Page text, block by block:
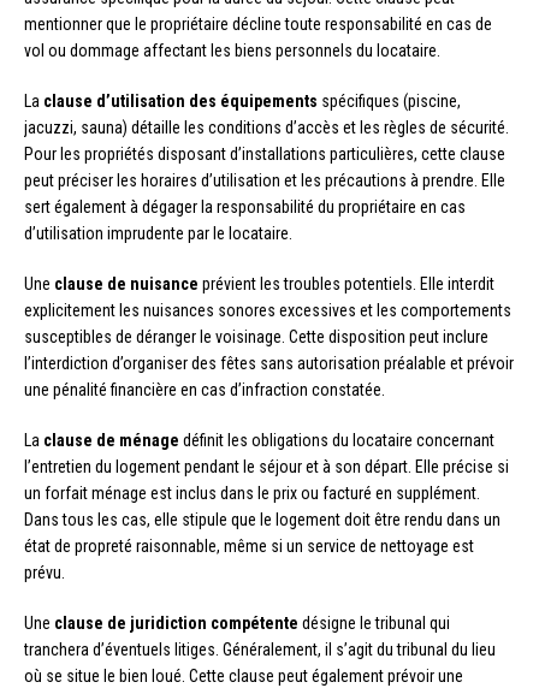
mentionner que le propriétaire décline toute responsabilité en cas de
vol ou dommage affectant les biens personnels du locataire.
La clause d’utilisation des équipements spécifiques (piscine,
jacuzzi, sauna) détaille les conditions d’accès et les règles de sécurité.
Pour les propriétés disposant d’installations particulières, cette clause
peut préciser les horaires d’utilisation et les précautions à prendre. Elle
sert également à dégager la responsabilité du propriétaire en cas
d’utilisation imprudente par le locataire.
Une clause de nuisance prévient les troubles potentiels. Elle interdit
explicitement les nuisances sonores excessives et les comportements
susceptibles de déranger le voisinage. Cette disposition peut inclure
l’interdiction d’organiser des fêtes sans autorisation préalable et prévoir
une pénalité financière en cas d’infraction constatée.
La clause de ménage définit les obligations du locataire concernant
l’entretien du logement pendant le séjour et à son départ. Elle précise si
un forfait ménage est inclus dans le prix ou facturé en supplément.
Dans tous les cas, elle stipule que le logement doit être rendu dans un
état de propreté raisonnable, même si un service de nettoyage est
prévu.
Une clause de juridiction compétente désigne le tribunal qui
tranchera d’éventuels litiges. Généralement, il s’agit du tribunal du lieu
où se situe le bien loué. Cette clause peut également prévoir une